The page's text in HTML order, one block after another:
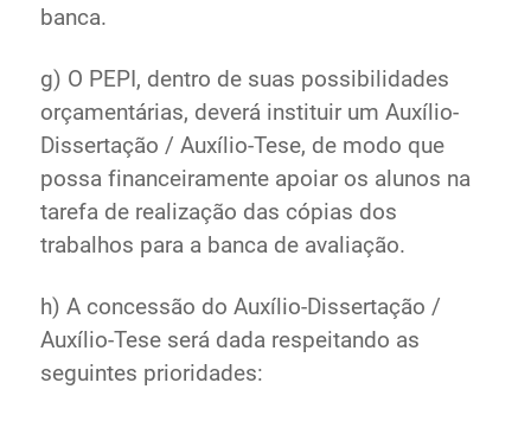
banca.
g) O PEPI, dentro de suas possibilidades
orçamentárias, deverá instituir um Auxílio-
Dissertação / Auxílio-Tese, de modo que
possa financeiramente apoiar os alunos na
tarefa de realização das cópias dos
trabalhos para a banca de avaliação.
h) A concessão do Auxílio-Dissertação /
Auxílio-Tese será dada respeitando as
seguintes prioridades: